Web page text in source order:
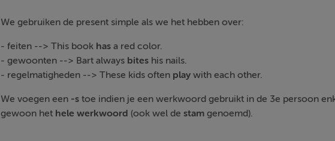
We gebruiken de present simple als we het hebben over:
- feiten --> This book hasa red color.
- gewoonten --> Bart always biteshis nails.
- regelmatigheden --> These kids often playwith each other.
We voegen een -stoe indien je een werkwoord gebruikt in de 3e persoon
gewoon het hele werkwoord (ook wel de stamgenoemd).